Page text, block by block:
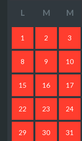
L M M
1 2 3
8 9 10
15 16 17
22 23 24
29 30 31